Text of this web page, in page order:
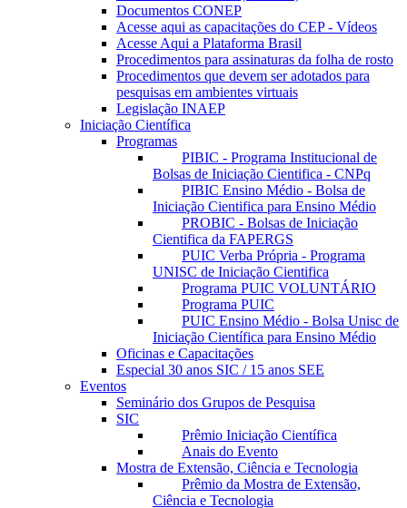
Documentos CONEP
Acesse aqui as capacitações do CEP - Vídeos
Acesse Aqui a Plataforma Brasil
Procedimentos para assinaturas da folha de rosto
Procedimentos que devem ser adotados para
pesquisas em ambientes virtuais
Legislação INAEP
Iniciação Científica
Programas
PIBIC - Programa Institucional de
Bolsas de Iniciação Cientifica - CNPq
PIBIC Ensino Médio - Bolsa de
Iniciação Cientifica para Ensino Médio
PROBIC - Bolsas de Iniciação
Cientifica da FAPERGS
PUIC Verba Própria - Programa
UNISC de Iniciação Cientifica
Programa PUIC VOLUNTÁRIO
Programa PUIC
PUIC Ensino Médio - Bolsa Unisc de
Iniciação Científica para Ensino Médio
Oficinas e Capacitações
Especial 30 anos SIC / 15 anos SEE
Eventos
Seminário dos Grupos de Pesquisa
SIC
Prêmio Iniciação Científica
Anais do Evento
Mostra de Extensão, Ciência e Tecnologia
Prêmio da Mostra de Extensão,
Ciência e Tecnologia